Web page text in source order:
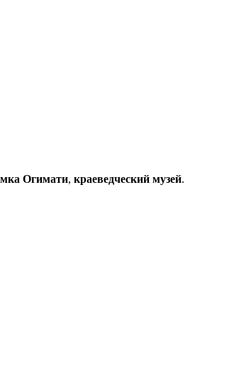
Огимати, краеведческий музей.